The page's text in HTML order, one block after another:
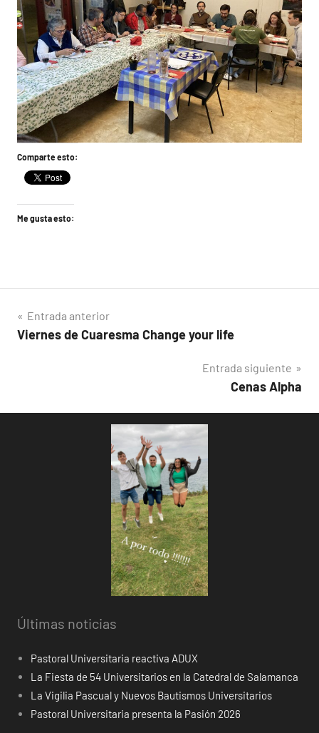
Comparte esto:
Me gusta esto:
Navegación
de
Entrada anterior
Viernes de Cuaresma Change your life
Entrada siguiente
Cenas Alpha
Últimas noticias
Pastoral Universitaria reactiva ADUX
La Fiesta de 54 Universitarios en la Catedral de Salamanca
La Vigilia Pascual y Nuevos Bautismos Universitarios
Pastoral Universitaria presenta la Pasión 2026